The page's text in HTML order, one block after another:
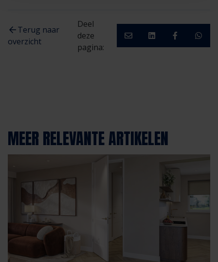
Terug naar
overzicht
Deel
deze
pagina:
MEER RELEVANTE ARTIKELEN